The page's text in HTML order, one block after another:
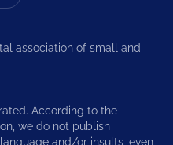
association of small and
According to the
we do not publish
and/or insults, even